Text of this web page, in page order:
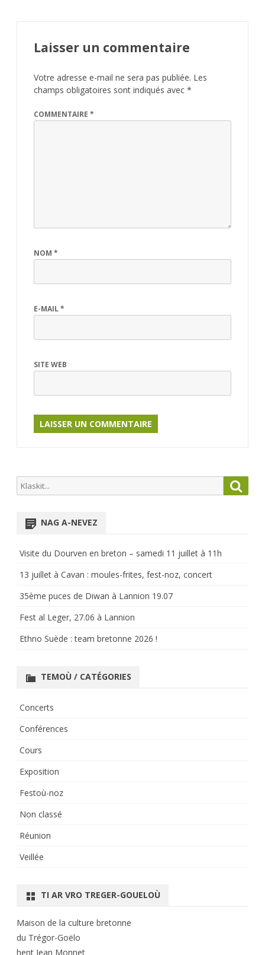
Laisser un commentaire
Votre adresse e-mail ne sera pas publiée. Les
champs obligatoires sont indiqués avec *
COMMENTAIRE *
NOM *
E-MAIL*
SITE WEB
Search
for:
NAG A-NEVEZ
Visite du Dourven en breton – samedi 11 juillet à 11h
13 juillet à Cavan : moules-frites, fest-noz, concert
35ème puces de Diwan à Lannion 19.07
Fest al Leger, 27.06 à Lannion
Ethno Suède : team bretonne 2026 !
TEMOÙ / CATÉGORIES
Concerts
Conférences
Cours
Exposition
Festoù-noz
Non classé
Réunion
Veillée
TI AR VRO TREGER-GOUELOÙ
Maison de la culture bretonne
du Trégor-Goëlo
hent Jean Monnet